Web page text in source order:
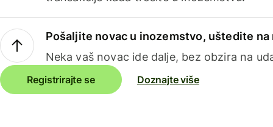
Pošaljite novac u inozemstvo, uštedite na
Neka vaš novac ide dalje, bez obzira na
Registrirajte se Doznajte više